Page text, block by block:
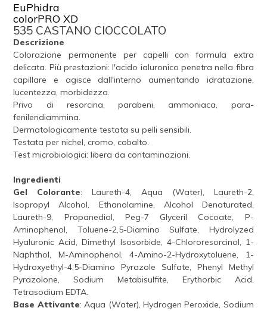
EuPhidra
colorPRO XD
535 CASTANO CIOCCOLATO
Descrizione
Colorazione permanente per capelli con formula extra
delicata. Più prestazioni: l'acido ialuronico penetra nella fibra
capillare e agisce dall'interno aumentando idratazione,
lucentezza, morbidezza.
Privo di resorcina, parabeni, ammoniaca, para-
fenilendiammina.
Dermatologicamente testata su pelli sensibili.
Testata per nichel, cromo, cobalto.
Test microbiologici: libera da contaminazioni.
Ingredienti
Gel Colorante: Laureth-4, Aqua (Water), Laureth-2,
Isopropyl Alcohol, Ethanolamine, Alcohol Denaturated,
Laureth-9, Propanediol, Peg-7 Glyceril Cocoate, P-
Aminophenol, Toluene-2,5-Diamino Sulfate, Hydrolyzed
Hyaluronic Acid, Dimethyl Isosorbide, 4-Chlororesorcinol, 1-
Naphthol, M-Aminophenol, 4-Amino-2-Hydroxytoluene, 1-
Hydroxyethyl-4,5-Diamino Pyrazole Sulfate, Phenyl Methyl
Pyrazolone, Sodium Metabisulfite, Erythorbic Acid,
Tetrasodium EDTA.
Base Attivante: Aqua (Water), Hydrogen Peroxide, Sodium